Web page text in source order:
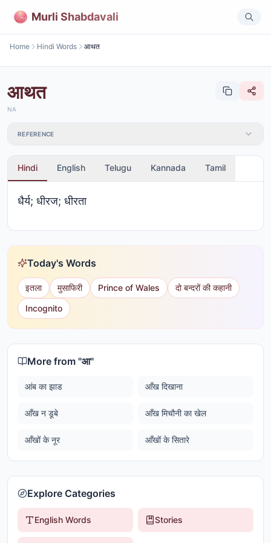
Murli Shabdavali
Home Hindi Words आथत
आथत
NA
REFERENCE
Hindi English Telugu Kannada Tamil
धैर्य; धीरज; धीरता
Today's Words
इतला मुसाफिरी Prince of Wales
दो बन्दरों की कहानी
Incognito
More from "आ"
आंब का झाड आँख दिखाना
आँख न डूबे आँख मिचौनी का खेल
आँखों के नूर आँखों के सितारे
Explore Categories
English Words Stories